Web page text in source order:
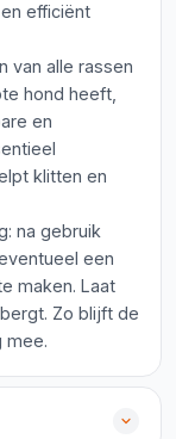
efficiënt
van alle rassen
hond heeft,
en
klitten en
na gebruik
een
maken. Laat
Zo blijft de
mee.